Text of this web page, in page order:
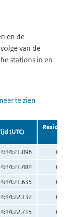
en de
van de
stations in en
te zien
(UTC)
Residual
-0.09
-0.05
-0.02
-0.01
0.03